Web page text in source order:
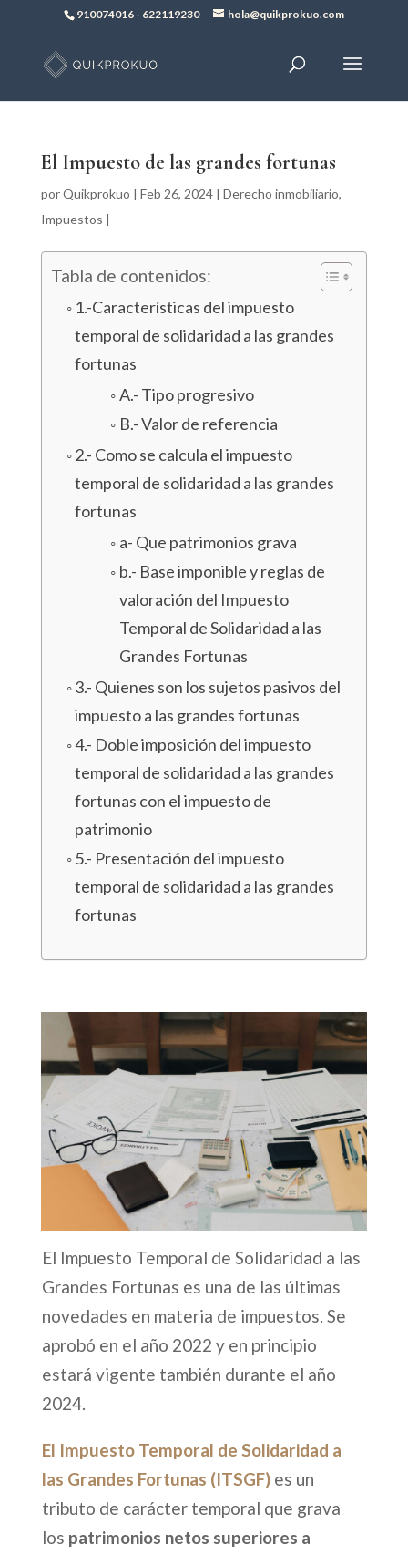
910074016- 622119230 hola@quikprokuo.com
El Impuesto de las grandes fortunas
porQuikprokuo | Feb 26, 2024| Derecho inmobiliario,
Impuestos |
Tabla de contenidos:
1.-Características del impuesto
temporal de solidaridad a las grandes
fortunas
A.- Tipo progresivo
B.- Valor de referencia
2.- Como se calcula el impuesto
temporal de solidaridad a las grandes
fortunas
a- Que patrimonios grava
b.- Base imponible y reglas de
valoración del Impuesto
Temporal de Solidaridad a las
Grandes Fortunas
3.- Quienes son los sujetos pasivos del
impuesto a las grandes fortunas
4.- Doble imposición del impuesto
temporal de solidaridad a las grandes
fortunas con el impuesto de
patrimonio
5.- Presentación del impuesto
temporal de solidaridad a las grandes
fortunas
El Impuesto Temporal de Solidaridad a las
Grandes Fortunas es una de las últimas
novedades en materia de impuestos. Se
aprobó en el año 2022 y en principio
estará vigente también durante el año
2024.
El Impuesto Temporal de Solidaridad a
las Grandes Fortunas (ITSGF)es un
tributo de carácter temporal que grava
los patrimonios netos superiores a